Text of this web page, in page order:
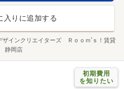
入りに追加する
ザインクリエイターズ Ｒｏｏｍ’ｓ！賃貸
静岡店
初期費用
を知りたい